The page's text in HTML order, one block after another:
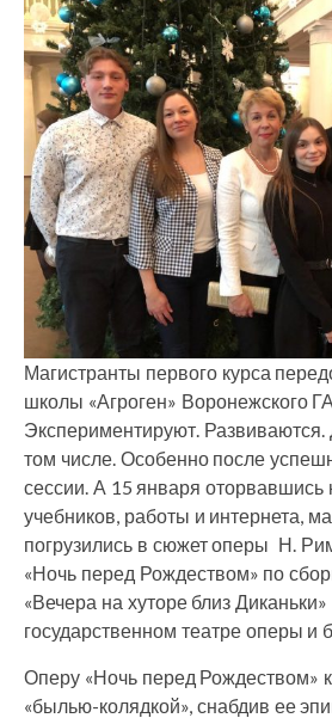
Магистранты первого курса
школы «Агроген» Воронежского
Экспериментируют. Развиваются.
том числе. Особенно после
сессии. А 15 января оторвавшись
учебников, работы и интернета,
погрузились в сюжет оперы Н.
«Ночь перед Рождеством» по
«Вечера на хуторе близ
государственном театре оперы и
Оперу «Ночь перед Рождеством»
«былью-колядкой», снабдив ее